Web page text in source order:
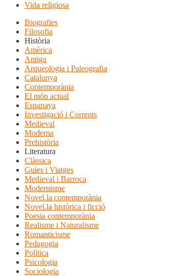
Vida religiosa
Biografies
Filosofia
Història
Amèrica
Antiga
Arqueologia i Paleografia
Catalunya
Contemporània
El món actual
Espanaya
Investigació i Corrents
Medieval
Moderna
Prehistòria
Literatura
Clàssica
Guies i Viatges
Medieval i Barroca
Modernisme
Novel.la contemporània
Novel.la històrica i ficció
Poesia contemporània
Realisme i Naturalisme
Romanticisme
Pedagogia
Política
Psicologia
Sociologia